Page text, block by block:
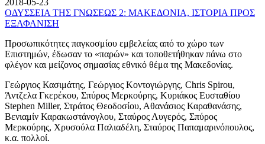
2018-05-23
ΟΔΥΣΣΕΙΑ ΤΗΣ ΓΝΩΣΕΩΣ 2: ΜΑΚΕΔΟΝΙΑ, ΙΣΤΟΡΙΑ ΠΡΟΣ
ΕΞΑΦΑΝΙΣΗ
Προσωπικότητες παγκοσμίου εμβελείας από το χώρο των
Επιστημών, έδωσαν το «παρών» και τοποθετήθηκαν πάνω στο
φλέγον και μείζονος σημασίας εθνικό θέμα της Μακεδονίας.
Γεώργιος Κασιμάτης, Γεώργιος Κοντογιώργης, Chris Spirou,
Άντζελα Γκερέκου, Σπύρος Μερκούρης, Κυριάκος Ευσταθίου
Stephen Miller, Στράτος Θεοδοσίου, Αθανάσιος Καραθανάσης,
Βενιαμίν Καρακωστάνογλου, Σταύρος Λυγερός, Σπύρος
Μερκούρης, Χρυσούλα Παλιαδέλη, Σταύρος Παπαμαρινόπουλος,
κ.α. πολλοί.